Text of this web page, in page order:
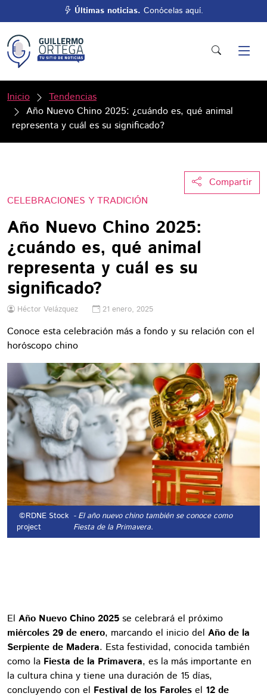
Últimas noticias. Conócelas aquí.
Inicio
Tendencias
Año Nuevo Chino 2025: ¿cuándo es, qué animal
representa y cuál es su significado?
Compartir
CELEBRACIONES Y TRADICIÓN
Año Nuevo Chino 2025:
¿cuándo es, qué animal
representa y cuál es su
significado?
Héctor Velázquez 21 enero, 2025
Conoce esta celebración más a fondo y su relación con el
horóscopo chino
©RDNE Stock
project
- El año nuevo chino también se conoce como
Fiesta de la Primavera.
El Año Nuevo Chino 2025 se celebrará el próximo
miércoles 29 de enero, marcando el inicio del Año de la
Serpiente de Madera. Esta festividad, conocida también
como la Fiesta de la Primavera, es la más importante en
la cultura china y tiene una duración de 15 días,
concluyendo con el Festival de los Faroles el 12 de